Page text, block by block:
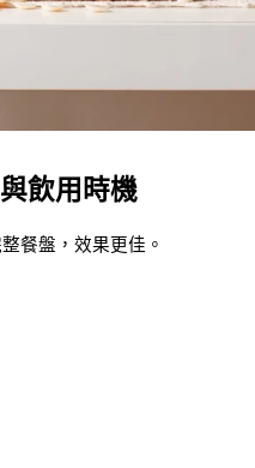
飲用時機
餐盤，效果更佳。